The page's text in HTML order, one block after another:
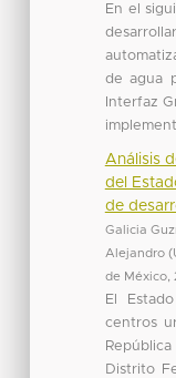
En el
de agua
Interfaz
Análisis
del
de
Galicia
Alejandro (
de México,
El
centros
Distrito